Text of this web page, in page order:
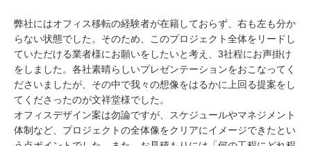
弊社にはオフィス移転の経験者が在籍しておらず、右も左も分か
らない状態でした。そのため、このプロジェクト全体をリードし
ていただける業者様にお願いをしたいと考え、3社程にお声掛け
をしました。各社素晴らしいプレゼンテーションをおこなってく
ださいましたが、その中で我々の想像をはるかに上回る提案をし
てくださったのが文祥堂様でした。
オフィスデザイン案は勿論ですが、スケジュールやマネジメント
体制など、プロジェクトの全体像をクリアにイメージできたとい